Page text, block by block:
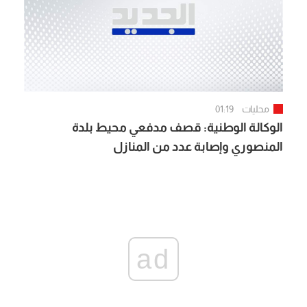
محليات 01:19
الوكالة الوطنية: قصف مدفعي محيط بلدة
المنصوري وإصابة عدد من المنازل
ad